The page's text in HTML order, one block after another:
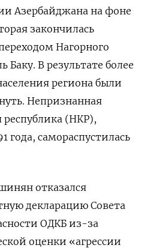
Азербайджана на фоне
закончилась
Нагорного
Баку. В результате более
региона были
Непризнанная
республика (НКР),
года, самораспустилась
отказался
декларацию Совета
ОДКБ из-за
оценки «агрессии